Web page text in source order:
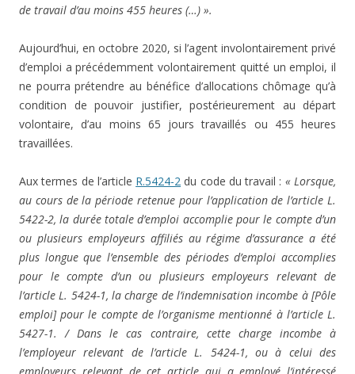
de travail d’au moins 455 heures (…) ».
Aujourd’hui, en octobre 2020, si l’agent involontairement privé
d’emploi a précédemment volontairement quitté un emploi, il
ne pourra prétendre au bénéfice d’allocations chômage qu’à
condition de pouvoir justifier, postérieurement au départ
volontaire, d’au moins 65 jours travaillés ou 455 heures
travaillées.
Aux termes de l’article R.5424-2 du code du travail : « Lorsque,
au cours de la période retenue pour l’application de l’article L.
5422-2, la durée totale d’emploi accomplie pour le compte d’un
ou plusieurs employeurs affiliés au régime d’assurance a été
plus longue que l’ensemble des périodes d’emploi accomplies
pour le compte d’un ou plusieurs employeurs relevant de
l’article L. 5424-1, la charge de l’indemnisation incombe à [Pôle
emploi] pour le compte de l’organisme mentionné à l’article L.
5427-1. / Dans le cas contraire, cette charge incombe à
l’employeur relevant de l’article L. 5424-1, ou à celui des